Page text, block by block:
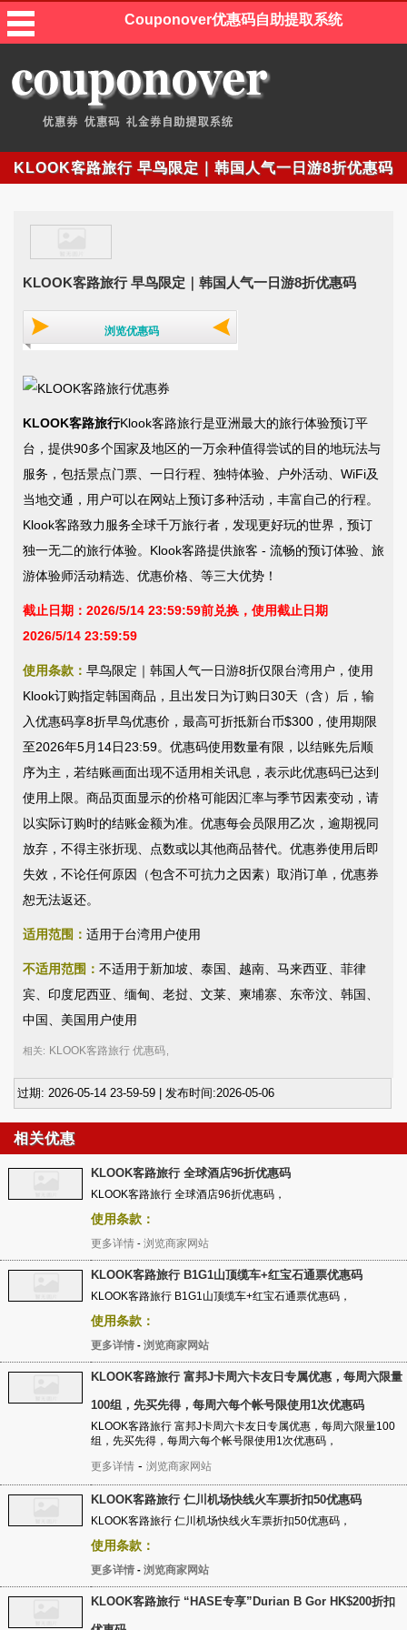
Couponover优惠码自助提取系统
KLOOK客路旅行 早鸟限定｜韩国人气一日游8折优惠码
KLOOK客路旅行 早鸟限定｜韩国人气一日游8折优惠码
浏览优惠码
KLOOK客路旅行Klook客路旅行是亚洲最大的旅行体验预订平
台，提供90多个国家及地区的一万余种值得尝试的目的地玩法与
服务，包括景点门票、一日行程、独特体验、户外活动、WiFi及
当地交通，用户可以在网站上预订多种活动，丰富自己的行程。
Klook客路致力服务全球千万旅行者，发现更好玩的世界，预订
独一无二的旅行体验。Klook客路提供旅客 - 流畅的预订体验、旅
游体验师活动精选、优惠价格、等三大优势！
截止日期：2026/5/14 23:59:59前兑换，使用截止日期
2026/5/14 23:59:59
使用条款： 早鸟限定｜韩国人气一日游8折仅限台湾用户，使用
Klook订购指定韩国商品，且出发日为订购日30天（含）后，输
入优惠码享8折早鸟优惠价，最高可折抵新台币$300，使用期限
至2026年5月14日23:59。优惠码使用数量有限，以结账先后顺
序为主，若结账画面出现不适用相关讯息，表示此优惠码已达到
使用上限。商品页面显示的价格可能因汇率与季节因素变动，请
以实际订购时的结账金额为准。优惠每会员限用乙次，逾期视同
放弃，不得主张折现、点数或以其他商品替代。优惠券使用后即
失效，不论任何原因（包含不可抗力之因素）取消订单，优惠券
恕无法返还。
适用范围： 适用于台湾用户使用
不适用范围： 不适用于新加坡、泰国、越南、马来西亚、菲律
宾、印度尼西亚、缅甸、老挝、文莱、柬埔寨、东帝汶、韩国、
中国、美国用户使用
相关: KLOOK客路旅行 优惠码
过期: 2026-05-14 23-59-59 | 发布时间:2026-05-06
相关优惠
KLOOK客路旅行 全球酒店96折优惠码
KLOOK客路旅行 全球酒店96折优惠码，
使用条款：
更多详情 - 浏览商家网站
KLOOK客路旅行 B1G1山顶缆车+红宝石通票优惠码
KLOOK客路旅行 B1G1山顶缆车+红宝石通票优惠码，
使用条款：
更多详情 - 浏览商家网站
KLOOK客路旅行 富邦J卡周六卡友日专属优惠，每周六限量
100组，先买先得，每周六每个帐号限使用1次优惠码
KLOOK客路旅行 富邦J卡周六卡友日专属优惠，每周六限量100
组，先买先得，每周六每个帐号限使用1次优惠码，
更多详情 - 浏览商家网站
KLOOK客路旅行 仁川机场快线火车票折扣50优惠码
KLOOK客路旅行 仁川机场快线火车票折扣50优惠码，
使用条款：
更多详情 - 浏览商家网站
KLOOK客路旅行 “HASE专享”Durian B Gor HK$200折扣